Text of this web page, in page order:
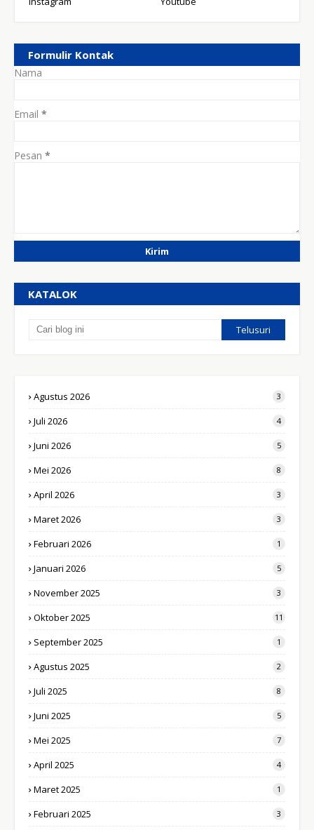
Formulir Kontak
Nama
Email *
Pesan *
KATALOK
Agustus 2026 3
Juli 2026 4
Juni 2026 5
Mei 2026 8
April 2026 3
Maret 2026 3
Februari 2026 1
Januari 2026 5
November 2025 3
Oktober 2025 11
September 2025 1
Agustus 2025 2
Juli 2025 8
Juni 2025 5
Mei 2025 7
April 2025 4
Maret 2025 1
Februari 2025 3